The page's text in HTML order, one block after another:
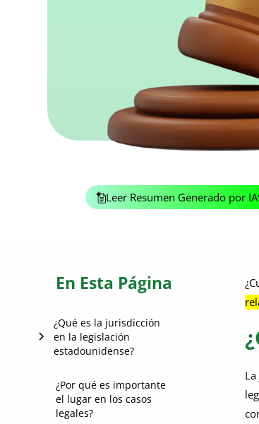
Leer Resumen Generado por IA
En Esta Página
¿Qué es la jurisdicción
en la legislación
estadounidense?
¿En qué se diferencia
la jurisdicción del
lugar del juicio?
¿Por qué es importante
el lugar en los casos
legales?